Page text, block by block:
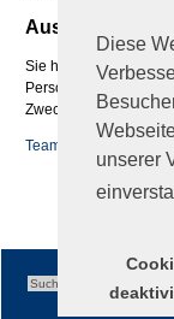
Diese
unserer
Auskunftsrecht
Sie haben jederzeit
Person gespeicherten
Zweck der
Teamviewer QS